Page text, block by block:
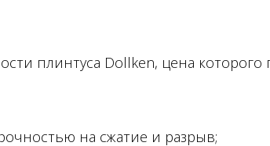
плинтуса Dollken, цена которого
на сжатие и разрыв;